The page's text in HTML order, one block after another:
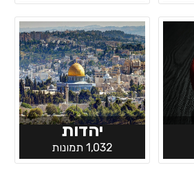
יהדות
1,032 תמונות